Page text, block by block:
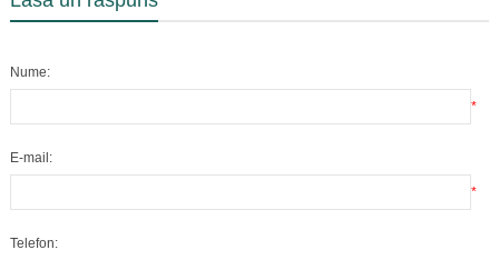
Nume:
*
E-mail:
*
Telefon: